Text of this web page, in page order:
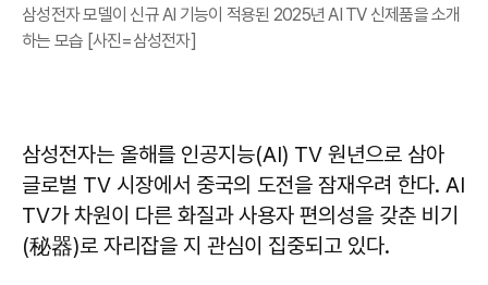
삼성전자 모델이 신규 AI 기능이 적용된 2025년 AI TV 신제품을 소개
하는 모습 [사진=삼성전자]
삼성전자는 올해를 인공지능(AI) TV 원년으로 삼아
글로벌 TV 시장에서 중국의 도전을 잠재우려 한다. AI
TV가 차원이 다른 화질과 사용자 편의성을 갖춘 비기
(秘器)로 자리잡을 지 관심이 집중되고 있다.